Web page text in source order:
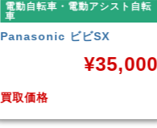
電動自転車・電動アシスト自転
車
YAMAHAPAS With
買取価格
¥